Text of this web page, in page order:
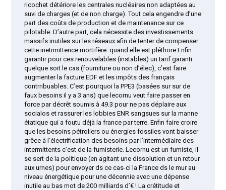
ricochet détériore les centrales nucléaires non adaptées au
suvi de charges (et de non charge). Tout cela engendre d’une
part des coûts de production et de maintenance sur ce
pilotable. D’autre part, cela nécessite des investissements
massifs inutiles sur les réseaux afin de tenter de compenser
cette inetrmittence mortifère. quand elle est pléthore Enfin
garantir pour ces renouvelables (instables) un tarif garanti
quelque soit le cas (fourniture ou non d’élec), c’est faire
augmenter la facture EDF et les impôts des français
contrribuables. C’est pourquoi la PPE3 (basées sur sur de
faux besoins il y a 3 ans) que lecornu veut faire passer en
force par décrêt soumis à 49.3 pour ne pas déplaire aux
socialos et rassurer les lobbies ENR sangsues sur la manne
étatique qui a foutu déjà la france par terre. Enfin faire croire
que les besoins pétroliers ou énergies fossiles vont baisser
grêce à l’électrification des besoins par l’intermédiaire des
intermittents c’est de la fumisterie. Lecornu est un fumiste, il
se sert de la politique (en agitant une dissolution et un retour
aux urnes) pour envoyer ds ce cas-ci la France ds le mur au
niveau énergétique pour une décennie avec une dépense
inutile au bas mot de 200 milliards d’€ ! La crétitude et